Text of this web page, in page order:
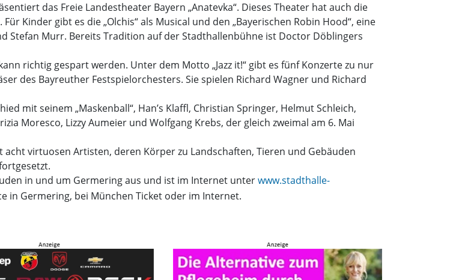
das Freie Landestheater Bayern „Anatevka“. Dieses Theater hat auch die
Kinder gibt es die „Olchis“ als Musical und den „Bayerischen Robin Hood“, eine
Stefan Murr. Bereits Tradition auf der Stadthallenbühne ist Doctor Döblingers
richtig gespart werden. Unter dem Motto „Jazz it!“ gibt es fünf Konzerte zu nur
des Bayreuther Festspielorchesters. Sie spielen Richard Wagner und Richard
mit seinem „Maskenball“, Han’s Klaffl, Christian Springer, Helmut Schleich,
Moresco, Lizzy Aumeier und Wolfgang Krebs, der gleich zweimal am 6. Mai
acht virtuosen Artisten, deren Körper zu Landschaften, Tieren und Gebäuden
in und um Germering aus und ist im Internet unterwww.stadthalle-
in Germering, bei München Ticket oder im Internet.